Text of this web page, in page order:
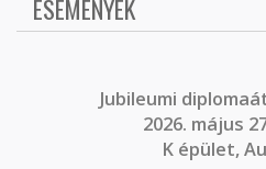
ESEMÉNYEK
Jubileumi
2026. május
K épület,